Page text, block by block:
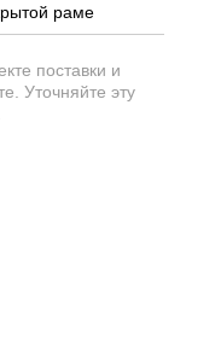
раме
поставки и
Уточняйте эту